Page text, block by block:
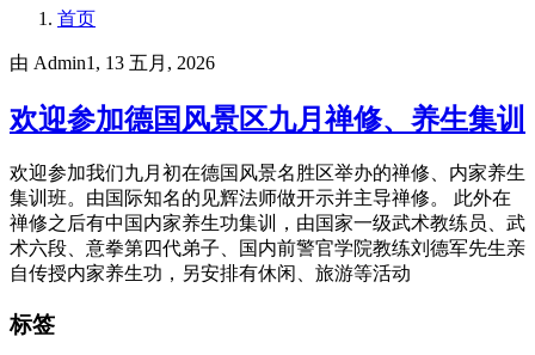
首页
由 Admin1 , 13 五月, 2026
欢迎参加德国风景区九月禅修、养生集训
欢迎参加我们九月初在德国风景名胜区举办的禅修、内家养生
集训班。由国际知名的见辉法师做开示并主导禅修。 此外在
禅修之后有中国内家养生功集训，由国家一级武术教练员、武
术六段、意拳第四代弟子、国内前警官学院教练刘德军先生亲
自传授内家养生功，另安排有休闲、旅游等活动
标签